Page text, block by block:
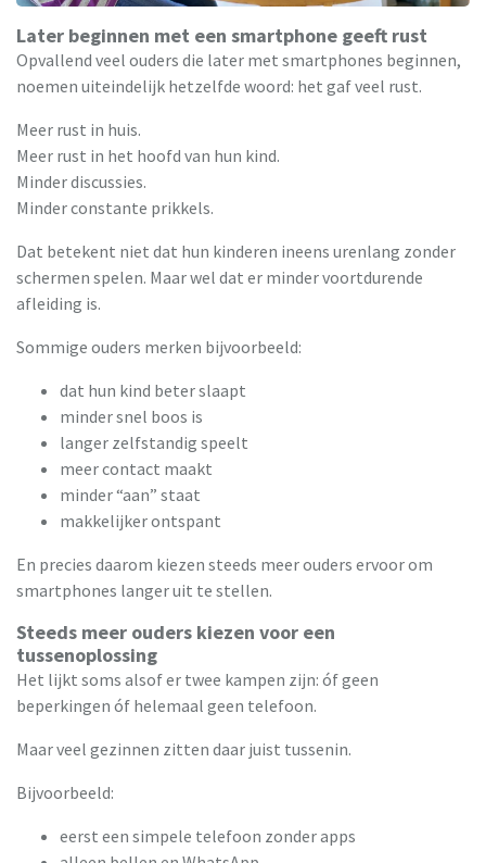
Later beginnen met een smartphone geeft rust
Opvallend veel ouders die later met smartphones beginnen,
noemen uiteindelijk hetzelfde woord: het gaf veel rust.
Meer rust in huis.
Meer rust in het hoofd van hun kind.
Minder discussies.
Minder constante prikkels.
Dat betekent niet dat hun kinderen ineens urenlang zonder
schermen spelen. Maar wel dat er minder voortdurende
afleiding is.
Sommige ouders merken bijvoorbeeld:
dat hun kind beter slaapt
minder snel boos is
langer zelfstandig speelt
meer contact maakt
minder “aan” staat
makkelijker ontspant
En precies daarom kiezen steeds meer ouders ervoor om
smartphones langer uit te stellen.
Steeds meer ouders kiezen voor een
tussenoplossing
Het lijkt soms alsof er twee kampen zijn: óf geen
beperkingen óf helemaal geen telefoon.
Maar veel gezinnen zitten daar juist tussenin.
Bijvoorbeeld:
eerst een simpele telefoon zonder apps